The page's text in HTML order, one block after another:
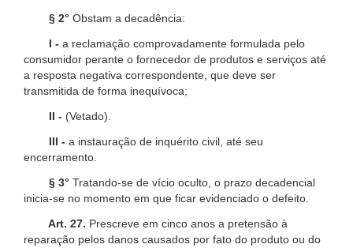
§ 2° Obstam a decadência:
I - a reclamação comprovadamente formulada pelo
consumidor perante o fornecedor de produtos e serviços até
a resposta negativa correspondente, que deve ser
transmitida de forma inequívoca;
II - (Vetado).
III - a instauração de inquérito civil, até seu
encerramento.
§ 3° Tratando-se de vício oculto, o prazo decadencial
inicia-se no momento em que ficar evidenciado o defeito.
Art. 27. Prescreve em cinco anos a pretensão à
reparação pelos danos causados por fato do produto ou do